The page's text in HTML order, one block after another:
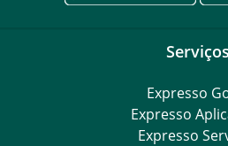
Serviços
Expresso
Expresso
Expresso